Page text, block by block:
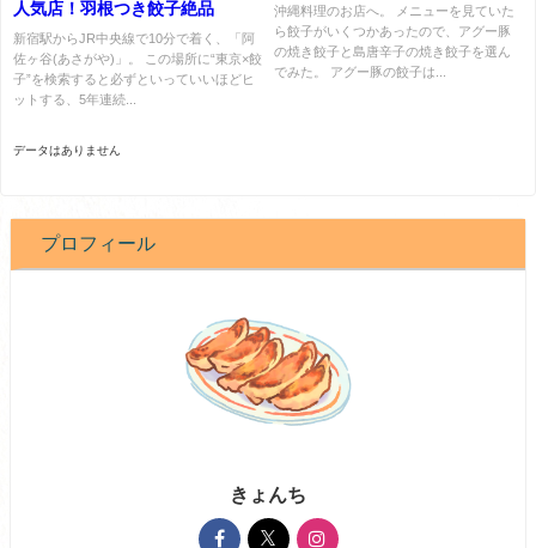
人気店！羽根つき餃子絶品
新宿駅からJR中央線で10分で着く、「阿
佐ヶ谷(あさがや)」。 この場所に“東京×餃
子”を検索すると必ずといっていいほどヒ
ットする、5年連続...
沖縄料理のお店へ。 メニューを見ていた
ら餃子がいくつかあったので、アグー豚
の焼き餃子と島唐辛子の焼き餃子を選ん
でみた。 アグー豚の餃子は...
データはありません
プロフィール
きょんち